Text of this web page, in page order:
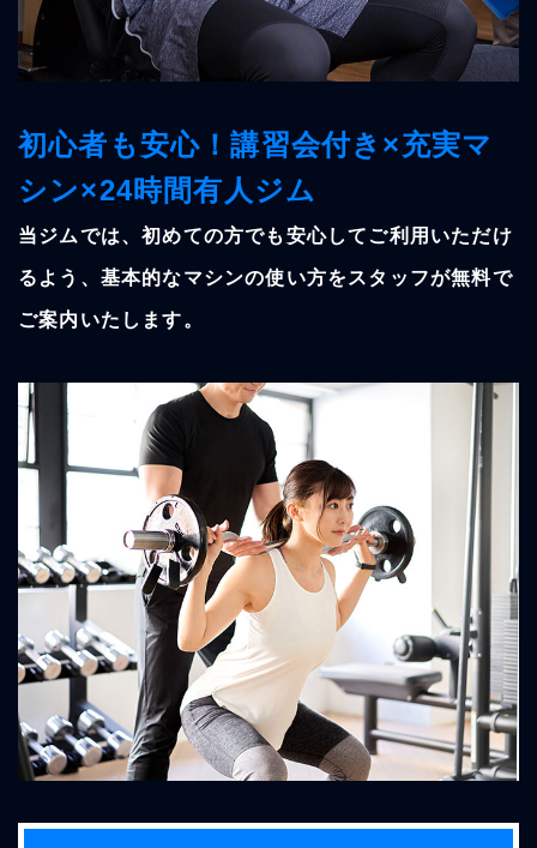
初心者も安心！講習会付き×充実マ
シン×24時間有人ジム
当ジムでは、初めての方でも安心してご利用いただけ
るよう、基本的なマシンの使い方をスタッフが無料で
ご案内いたします。